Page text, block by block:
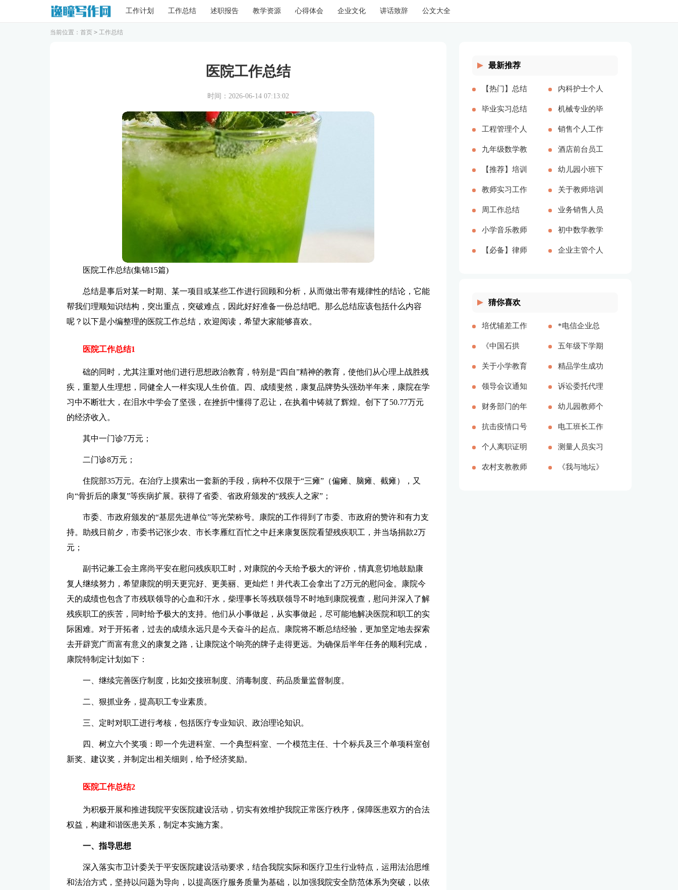
工作计划 工作总结 述职报告 教学资源 心得体会 企业文化 讲话致辞 公文大全
当前位置： 首页 > 工作总结
医院工作总结
时间：2026-06-14 07:13:02
医院工作总结(集锦15篇)
总结是事后对某一时期、某一项目或某些工作进行回顾和分析，从而做出带有规律性的结论，它能
帮我们理顺知识结构，突出重点，突破难点，因此好好准备一份总结吧。那么总结应该包括什么内容
呢？以下是小编整理的医院工作总结，欢迎阅读，希望大家能够喜欢。
医院工作总结1
础的同时，尤其注重对他们进行思想政治教育，特别是“四自”精神的教育，使他们从心理上战胜残
疾，重塑人生理想，同健全人一样实现人生价值。四、成绩斐然，康复品牌势头强劲半年来，康院在学
习中不断壮大，在泪水中学会了坚强，在挫折中懂得了忍让，在执着中铸就了辉煌。创下了50.77万元
的经济收入。
其中一门诊7万元；
二门诊8万元；
住院部35万元。在治疗上摸索出一套新的手段，病种不仅限于“三瘫”（偏瘫、脑瘫、截瘫），又
向“骨折后的康复”等疾病扩展。获得了省委、省政府颁发的“残疾人之家”；
市委、市政府颁发的“基层先进单位”等光荣称号。康院的工作得到了市委、市政府的赞许和有力支
持。助残日前夕，市委书记张少农、市长李雁红百忙之中赶来康复医院看望残疾职工，并当场捐款2万
元；
副书记兼工会主席尚平安在慰问残疾职工时，对康院的今天给予极大的'评价，情真意切地鼓励康
复人继续努力，希望康院的明天更完好、更美丽、更灿烂！并代表工会拿出了2万元的慰问金。康院今
天的成绩也包含了市残联领导的心血和汗水，柴理事长等残联领导不时地到康院视查，慰问并深入了解
残疾职工的疾苦，同时给予极大的支持。他们从小事做起，从实事做起，尽可能地解决医院和职工的实
际困难。对于开拓者，过去的成绩永远只是今天奋斗的起点。康院将不断总结经验，更加坚定地去探索
去开辟宽广而富有意义的康复之路，让康院这个响亮的牌子走得更远。为确保后半年任务的顺利完成，
康院特制定计划如下：
一、继续完善医疗制度，比如交接班制度、消毒制度、药品质量监督制度。
二、狠抓业务，提高职工专业素质。
三、定时对职工进行考核，包括医疗专业知识、政治理论知识。
四、树立六个奖项：即一个先进科室、一个典型科室、一个模范主任、十个标兵及三个单项科室创
新奖、建议奖，并制定出相关细则，给予经济奖励。
医院工作总结2
为积极开展和推进我院平安医院建设活动，切实有效维护我院正常医疗秩序，保障医患双方的合法
权益，构建和谐医患关系，制定本实施方案。
一、指导思想
深入落实市卫计委关于平安医院建设活动要求，结合我院实际和医疗卫生行业特点，运用法治思维
和法治方式，坚持以问题为导向，以提高医疗服务质量为基础，以加强我院安全防范体系为突破，以依
最新推荐
【热门】总结
工作计划范文
汇编十篇(全
文共17158字)
内科护士个人
工作总结(汇
编15篇)(全文
共18407字)
毕业实习总结
【精】(全文
共30281字)
机械专业的毕
业实习总结
(全文共995
字)
工程管理个人
总结15篇(全
文共21870字)
销售个人工作
总结【热门】
(全文共17053
字)
九年级数学教
师教学工作总
结（通用6
篇）(全文共
7137字)
酒店前台员工
实习工作总结
4篇(全文共
11591字)
【推荐】培训
助理个人年终
工作总结(全
文共1658字)
幼儿园小班下
学期班务总结
(全文共8255
字)
教师实习工作
总结(全文共
2690字)
关于教师培训
总结范文锦集
八篇(全文共
11826字)
周工作总结
(合集15篇)
(全文共13162
业务销售人员
工作总结(全
文共15068字)
小学音乐教师
年度总结(全
初中数学教学
个人工作总结
【必备】律师 企业主管个人
猜你喜欢
培优辅差工作
计划参考多篇
*电信企业总
经理任职期间
述职报告(全
文共2801字)
《中国石拱
桥》文段阅读
答案【通用多
篇】
五年级下学期
教学计划【精
品多篇】
关于小学教育
实习总结合集
10篇(全文共
23089字)
精品学生成功
学习的五大方
法（多篇）
领导会议通知
怎么写【精品
多篇】
诉讼委托代理
合同集合14
篇(全文共
10864字)
财务部门的年
终工作总结
(全文共20101
字)
幼儿园教师个
人计划 优选
15篇
抗击疫情口号 电工班长工作
总结（精选7
篇）
个人离职证明
范本新版多篇
测量人员实习
报告新版多篇
农村支教教师 《我与地坛》